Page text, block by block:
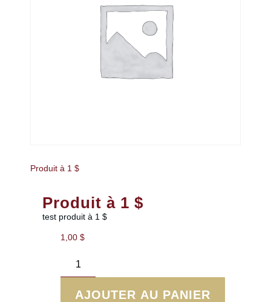
Produit à 1 $
Produit à 1 $
test produit à 1 $
1,00 $
AJOUTER AU PANIER